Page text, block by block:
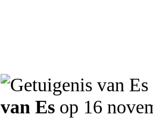
van Es op 16